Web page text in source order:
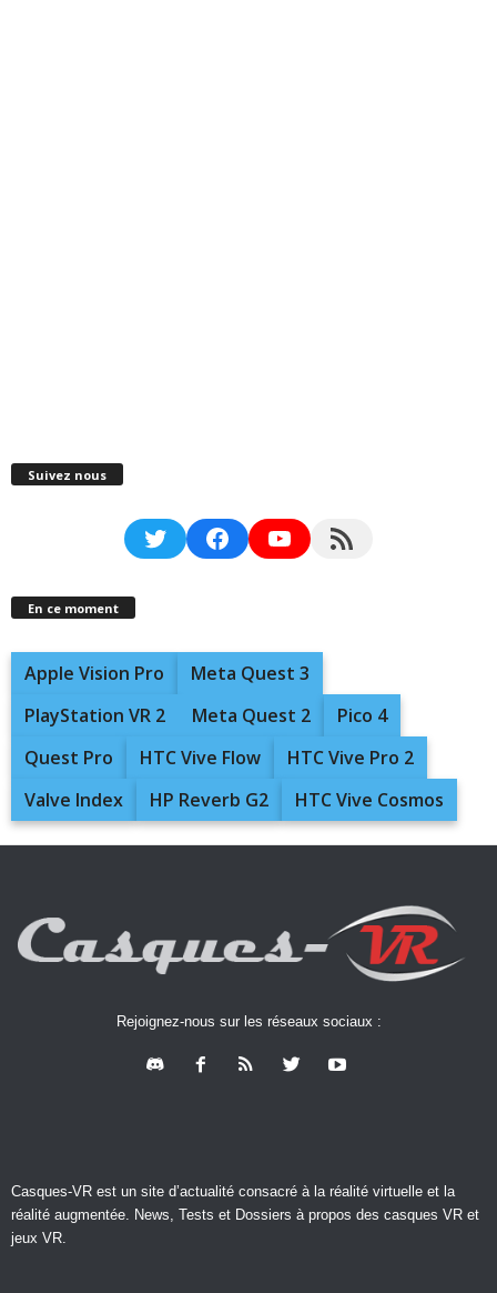
Suivez nous
TwitterFacebookYouTubeRSS Feed
En ce moment
Apple Vision Pro
Meta Quest 3
PlayStation VR 2
Meta Quest 2
Pico 4
Quest Pro
HTC Vive Flow
HTC Vive Pro 2
Valve Index
HP Reverb G2 HTC Vive Cosmos
Rejoignez-nous sur les réseaux sociaux :
Casques-VR est un site d’actualité consacré à la réalité virtuelle et la
réalité augmentée. News, Tests et Dossiers à propos des casques VR et
jeux VR.